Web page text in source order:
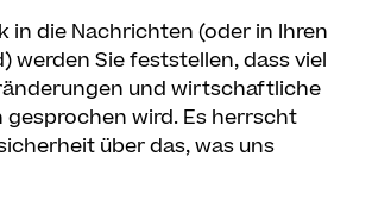
in die Nachrichten (oder in Ihren
werden Sie feststellen, dass viel
und wirtschaftliche
gesprochen wird. Es herrscht
über das, was uns